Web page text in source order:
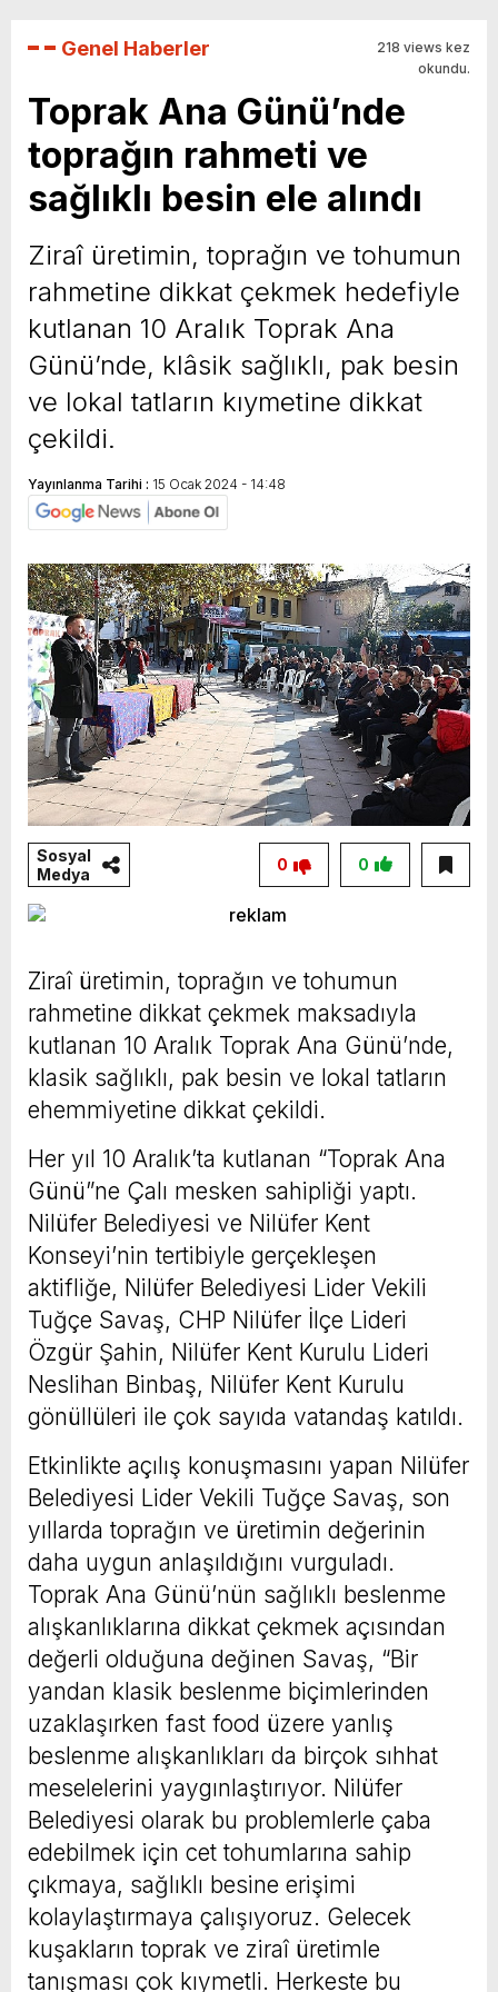
Genel Haberler
218 views kez
okundu.
Toprak Ana Günü’nde
toprağın rahmeti ve
sağlıklı besin ele alındı
Ziraî üretimin, toprağın ve tohumun
rahmetine dikkat çekmek hedefiyle
kutlanan 10 Aralık Toprak Ana
Günü’nde, klâsik sağlıklı, pak besin
ve lokal tatların kıymetine dikkat
çekildi.
Yayınlanma Tarihi : 15 Ocak 2024 - 14:48
Sosyal
Medya
0
0
Ziraî üretimin, toprağın ve tohumun
rahmetine dikkat çekmek maksadıyla
kutlanan 10 Aralık Toprak Ana Günü’nde,
klasik sağlıklı, pak besin ve lokal tatların
ehemmiyetine dikkat çekildi.
Her yıl 10 Aralık’ta kutlanan “Toprak Ana
Günü”ne Çalı mesken sahipliği yaptı.
Nilüfer Belediyesi ve Nilüfer Kent
Konseyi’nin tertibiyle gerçekleşen
aktifliğe, Nilüfer Belediyesi Lider Vekili
Tuğçe Savaş, CHP Nilüfer İlçe Lideri
Özgür Şahin, Nilüfer Kent Kurulu Lideri
Neslihan Binbaş, Nilüfer Kent Kurulu
gönüllüleri ile çok sayıda vatandaş katıldı.
Etkinlikte açılış konuşmasını yapan Nilüfer
Belediyesi Lider Vekili Tuğçe Savaş, son
yıllarda toprağın ve üretimin değerinin
daha uygun anlaşıldığını vurguladı.
Toprak Ana Günü’nün sağlıklı beslenme
alışkanlıklarına dikkat çekmek açısından
değerli olduğuna değinen Savaş, “Bir
yandan klasik beslenme biçimlerinden
uzaklaşırken fast food üzere yanlış
beslenme alışkanlıkları da birçok sıhhat
meselelerini yaygınlaştırıyor. Nilüfer
Belediyesi olarak bu problemlerle çaba
edebilmek için cet tohumlarına sahip
çıkmaya, sağlıklı besine erişimi
kolaylaştırmaya çalışıyoruz. Gelecek
kuşakların toprak ve ziraî üretimle
tanışması çok kıymetli. Herkeste bu